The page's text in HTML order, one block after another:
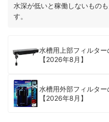
水深が低いと稼働しないもの
す。
水槽用上部フィルタ
【2026年8月】
水槽用外部フィルタ
【2026年8月】